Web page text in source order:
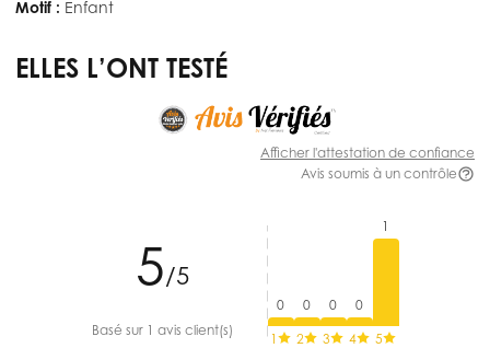
Motif : Enfant
ELLES L’ONT TESTÉ
Afficher l'attestation de confiance
Avis soumis à un contrôle
5/5
Basé sur 1 avis client(s)
0
1
0
2
0
3
0
4
1
5